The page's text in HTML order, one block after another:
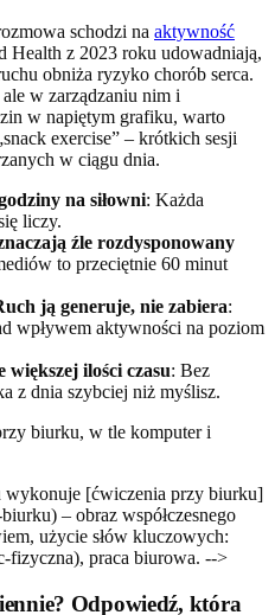
schodzi na aktywność
Health z 2023 roku udowadniają,
obniża ryzyko chorób serca.
w zarządzaniu nim i
w napiętym grafiku, warto
exercise” – krótkich sesji
w ciągu dnia.
na siłowni: Każda
liczy.
źle rozdysponowany
to przeciętnie 60 minut
ją generuje, nie zabiera:
wpływem aktywności na poziom
większej ilości czasu: Bez
z dnia szybciej niż myślisz.
[ćwiczenia przy biurku]
– obraz współczesnego
użycie słów kluczowych:
fizyczna), praca biurowa. -->
Odpowiedź, która